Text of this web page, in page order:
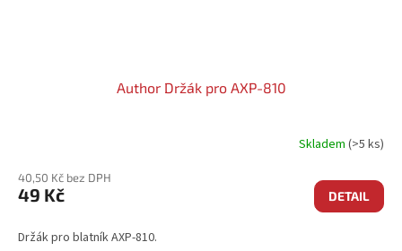
Author Držák pro AXP-810
Skladem (>5 ks)
40,50 Kč bez DPH
49 Kč DETAIL
Držák pro blatník AXP-810.